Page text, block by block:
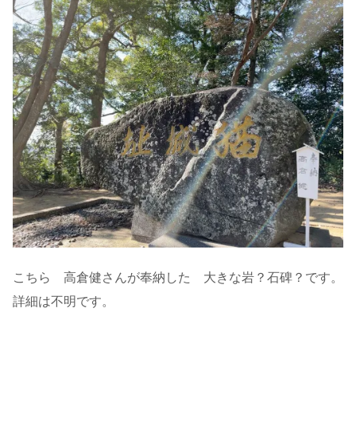
こちら 高倉健さんが奉納した 大きな岩？石碑？です。
詳細は不明です。